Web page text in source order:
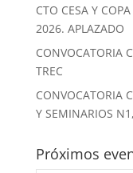
CTO CESA Y
2026. APLAZADO
CONVOCATORIA
TREC
CONVOCATORIA
Y SEMINARIOS
Próximos